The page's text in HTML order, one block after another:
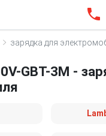
зарядка для
GBT-3M -